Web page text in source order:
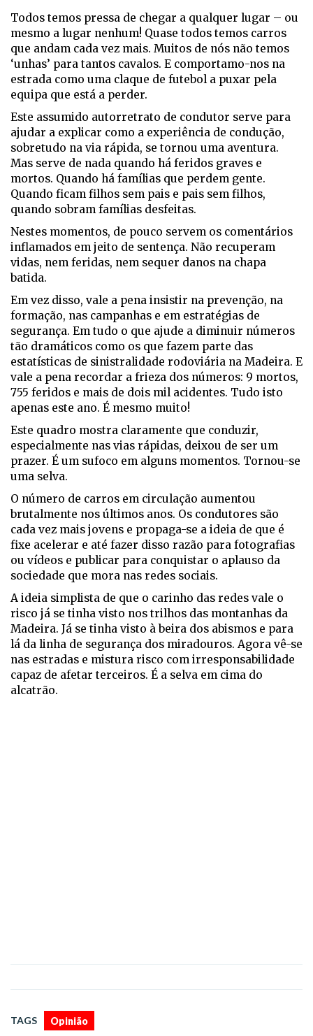
Todos temos pressa de chegar a qualquer lugar – ou
mesmo a lugar nenhum! Quase todos temos carros
que andam cada vez mais. Muitos de nós não temos
‘unhas’ para tantos cavalos. E comportamo-nos na
estrada como uma claque de futebol a puxar pela
equipa que está a perder.
Este assumido autorretrato de condutor serve para
ajudar a explicar como a experiência de condução,
sobretudo na via rápida, se tornou uma aventura.
Mas serve de nada quando há feridos graves e
mortos. Quando há famílias que perdem gente.
Quando ficam filhos sem pais e pais sem filhos,
quando sobram famílias desfeitas.
Nestes momentos, de pouco servem os comentários
inflamados em jeito de sentença. Não recuperam
vidas, nem feridas, nem sequer danos na chapa
batida.
Em vez disso, vale a pena insistir na prevenção, na
formação, nas campanhas e em estratégias de
segurança. Em tudo o que ajude a diminuir números
tão dramáticos como os que fazem parte das
estatísticas de sinistralidade rodoviária na Madeira. E
vale a pena recordar a frieza dos números: 9 mortos,
755 feridos e mais de dois mil acidentes. Tudo isto
apenas este ano. É mesmo muito!
Este quadro mostra claramente que conduzir,
especialmente nas vias rápidas, deixou de ser um
prazer. É um sufoco em alguns momentos. Tornou-se
uma selva.
O número de carros em circulação aumentou
brutalmente nos últimos anos. Os condutores são
cada vez mais jovens e propaga-se a ideia de que é
fixe acelerar e até fazer disso razão para fotografias
ou vídeos e publicar para conquistar o aplauso da
sociedade que mora nas redes sociais.
A ideia simplista de que o carinho das redes vale o
risco já se tinha visto nos trilhos das montanhas da
Madeira. Já se tinha visto à beira dos abismos e para
lá da linha de segurança dos miradouros. Agora vê-se
nas estradas e mistura risco com irresponsabilidade
capaz de afetar terceiros. É a selva em cima do
alcatrão.
TAGS Opinião